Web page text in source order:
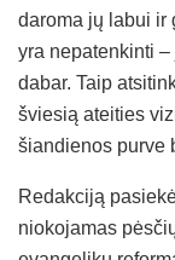
daroma jų labui ir
yra nepatenkinti
dabar. Taip
šviesią ateities
šiandienos purve
Redakciją
niokojamas